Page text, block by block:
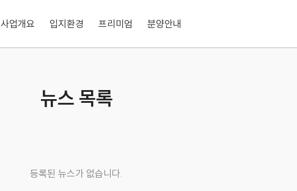
사업개요 입지환경 프리미엄 분양안내
뉴스 목록
등록된 뉴스가 없습니다.